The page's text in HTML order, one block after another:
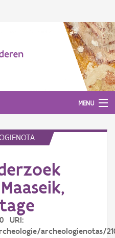
MENU
URI:
archeologienotas/